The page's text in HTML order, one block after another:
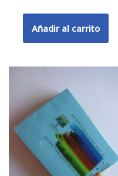
Añadir al carrito